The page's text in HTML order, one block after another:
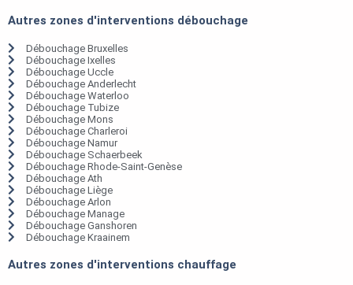
Autres zones d'interventions débouchage
Débouchage Bruxelles
Débouchage Ixelles
Débouchage Uccle
Débouchage Anderlecht
Débouchage Waterloo
Débouchage Tubize
Débouchage Mons
Débouchage Charleroi
Débouchage Namur
Débouchage Schaerbeek
Débouchage Rhode-Saint-Genèse
Débouchage Ath
Débouchage Liège
Débouchage Arlon
Débouchage Manage
Débouchage Ganshoren
Débouchage Kraainem
Autres zones d'interventions chauffage